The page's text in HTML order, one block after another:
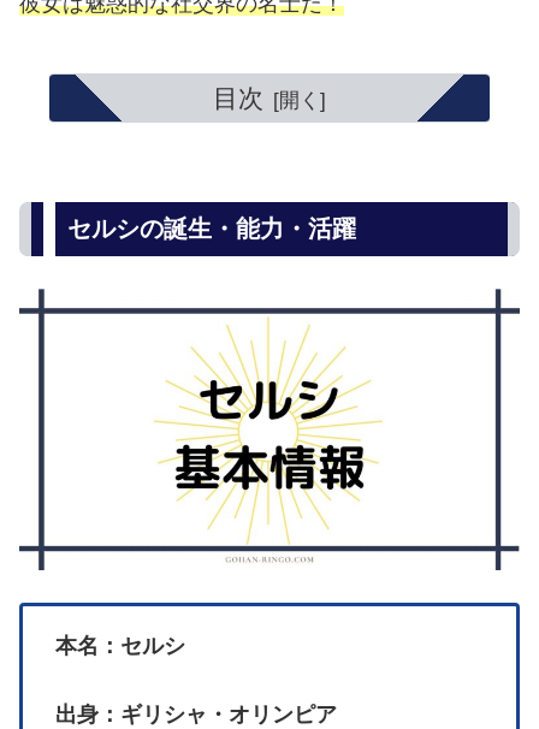
目次
セルシの誕生・能力・活躍
本名：セルシ
出身：ギリシャ・オリンピア